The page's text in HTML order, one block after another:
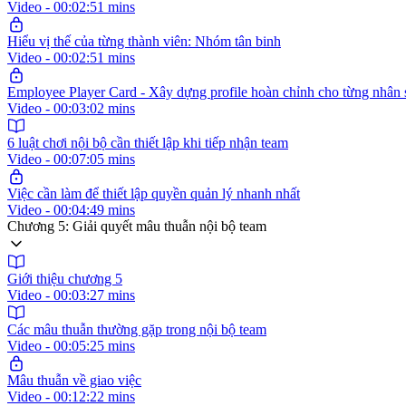
Video - 00:02:51 mins
Hiểu vị thế của từng thành viên: Nhóm tân binh
Video - 00:02:51 mins
Employee Player Card - Xây dựng profile hoàn chỉnh cho từng nhân
Video - 00:03:02 mins
6 luật chơi nội bộ cần thiết lập khi tiếp nhận team
Video - 00:07:05 mins
Việc cần làm để thiết lập quyền quản lý nhanh nhất
Video - 00:04:49 mins
Chương 5: Giải quyết mâu thuẫn nội bộ team
Giới thiệu chương 5
Video - 00:03:27 mins
Các mâu thuẫn thường gặp trong nội bộ team
Video - 00:05:25 mins
Mâu thuẫn về giao việc
Video - 00:12:22 mins